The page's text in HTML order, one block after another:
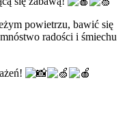
powietrzu, bawić się
radości i śmiechu